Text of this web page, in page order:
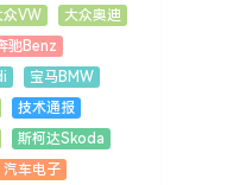
众VW
大众奥迪
驰Benz
宝马BMW
技术通报
斯柯达Skoda
汽车电子